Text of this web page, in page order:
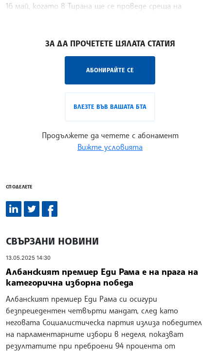
16 май, когато в Тирана ще се проведе среща на
ЗА ДА ПРОЧЕТЕТЕ ЦЯЛАТА СТАТИЯ
АБОНИРАЙТЕ СЕ
ВЛЕЗТЕ ВЪВ ВАШАТА БТА
Продължете да четете с абонамент
Вижте условията
СПОДЕЛЕТЕ
СВЪРЗАНИ НОВИНИ
13.05.2025 14:30
Албанският премиер Еди Рама е на прага на
категорична изборна победа
Албанският премиер Еди Рама си осигури
безпрецедентен четвърти мандат, след като
неговата Социалистическа партия излиза победител
на парламентарните избори в неделя, показват
резултатите при преброени 94 процента от